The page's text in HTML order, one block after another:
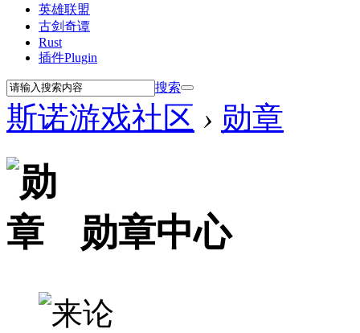
英雄联盟
古剑奇谭
Rust
插件Plugin
搜索
斯诺游戏社区 › 勋章
勋章中心